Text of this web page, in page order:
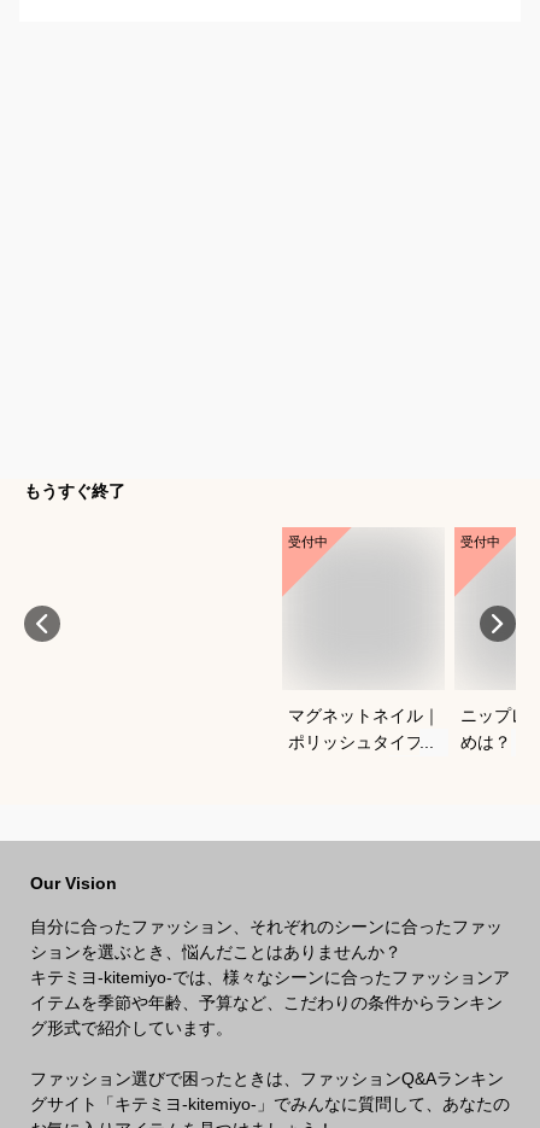
もうすぐ終了
受付中
マグネットネイル｜
ポリッシュタイプで
受付中
ニップレ
めは？
Our Vision
自分に合ったファッション、それぞれのシーンに合ったファッ
ションを選ぶとき、悩んだことはありませんか？
キテミヨ-kitemiyo-では、様々なシーンに合ったファッションア
イテムを季節や年齢、予算など、こだわりの条件からランキン
グ形式で紹介しています。
ファッション選びで困ったときは、ファッションQ&Aランキン
グサイト「キテミヨ-kitemiyo-」でみんなに質問して、あなたの